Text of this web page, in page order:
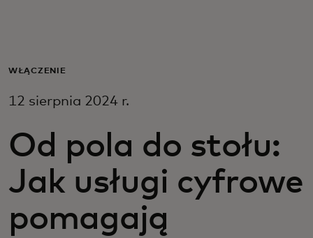
Dla firm
Dla innowatorów
Aktualności i trendy
WŁĄCZENIE
12 sierpnia 2024 r.
Od pola do stołu:
Jak usługi cyfrowe
pomagają